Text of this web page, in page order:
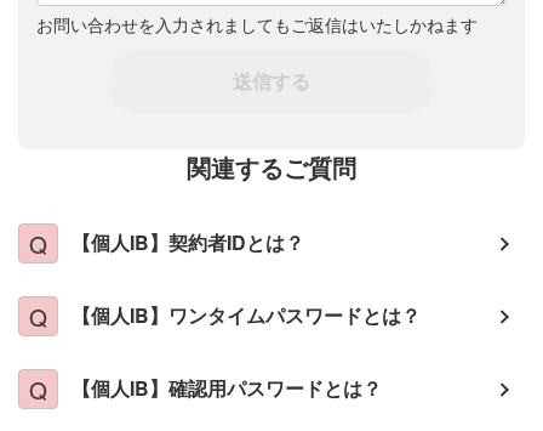
お問い合わせを入力されましてもご返信はいたしかねます
送信する
関連するご質問
【個人IB】契約者IDとは？
【個人IB】ワンタイムパスワードとは？
【個人IB】確認用パスワードとは？